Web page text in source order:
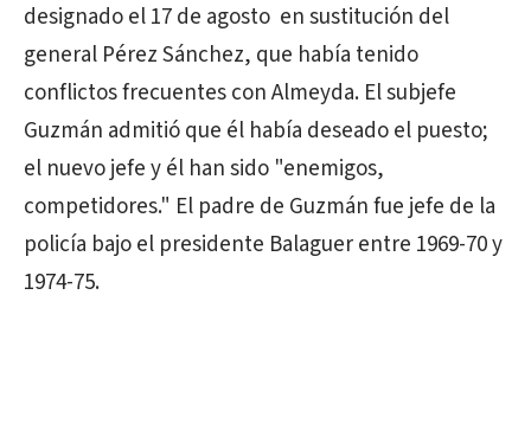
designado el 17 de agosto en sustitución del
general Pérez Sánchez, que había tenido
conflictos frecuentes con Almeyda. El subjefe
Guzmán admitió que él había deseado el puesto;
el nuevo jefe y él han sido "enemigos,
competidores." El padre de Guzmán fue jefe de la
policía bajo el presidente Balaguer entre 1969-70 y
1974-75.